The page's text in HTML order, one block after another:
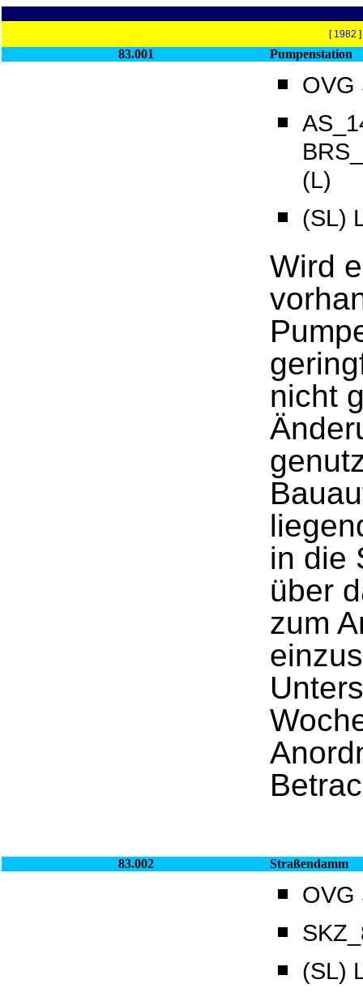
[ 1982
83.001 Pumpenstation
OVG
(L)
(SL)
Wird
nicht
in die
über
zum
83.002 Straßendamm
OVG
(SL)